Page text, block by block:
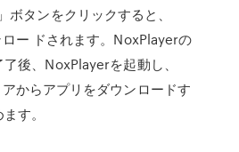
ボタンをクリックすると、
ー ドされます。NoxPlayerの
後、NoxPlayerを起動し、
からアプリをダウンロードす
す。